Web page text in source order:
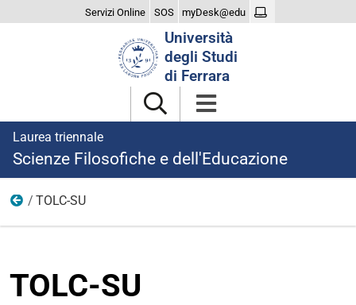
Servizi Online SOS myDesk@edu
Università
degli Studi
di Ferrara
Laurea triennale
Scienze Filosofiche e dell'Educazione
Didattica
TOLC-SU
TOLC-SU